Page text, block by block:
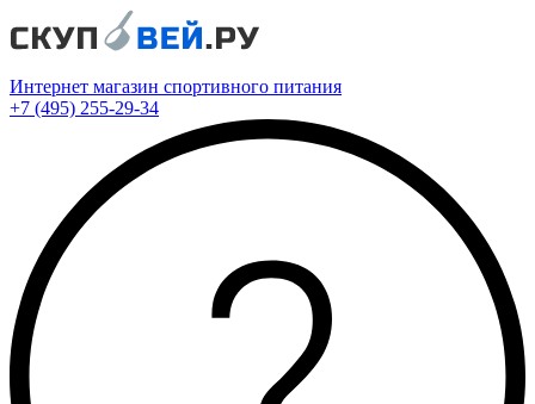
Интернет магазин спортивного питания
+7 (495) 255-29-34